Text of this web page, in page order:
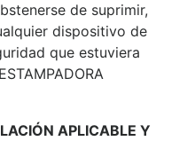
de suprimir,
dispositivo de
que estuviera
APLICABLE Y